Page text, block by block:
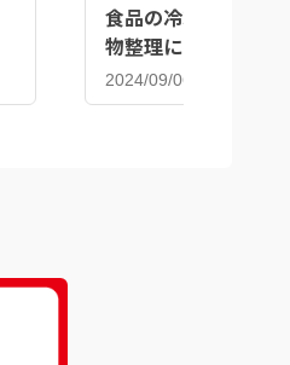
食品の冷凍だけじゃ
物整理にも♪ジッパ
2024/09/06